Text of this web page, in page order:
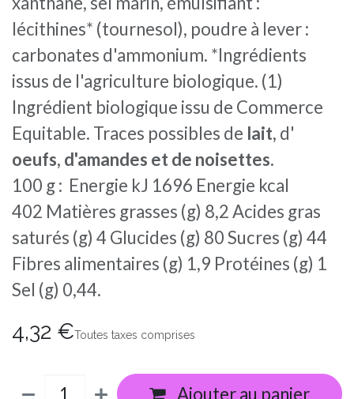
lécithines* (tournesol), poudre à lever :
carbonates d'ammonium. *Ingrédients
issus de l'agriculture biologique. (1)
Ingrédient biologique issu de Commerce
Equitable. Traces possibles de lait, d'
oeufs, d'amandes et de noisettes.
100 g : Energie kJ 1696 Energie kcal
402 Matières grasses (g) 8,2 Acides gras
saturés (g) 4 Glucides (g) 80 Sucres (g) 44
Fibres alimentaires (g) 1,9 Protéines (g) 1
Sel (g) 0,44.
4,32 €Toutes taxes comprises
Ajouter au panier